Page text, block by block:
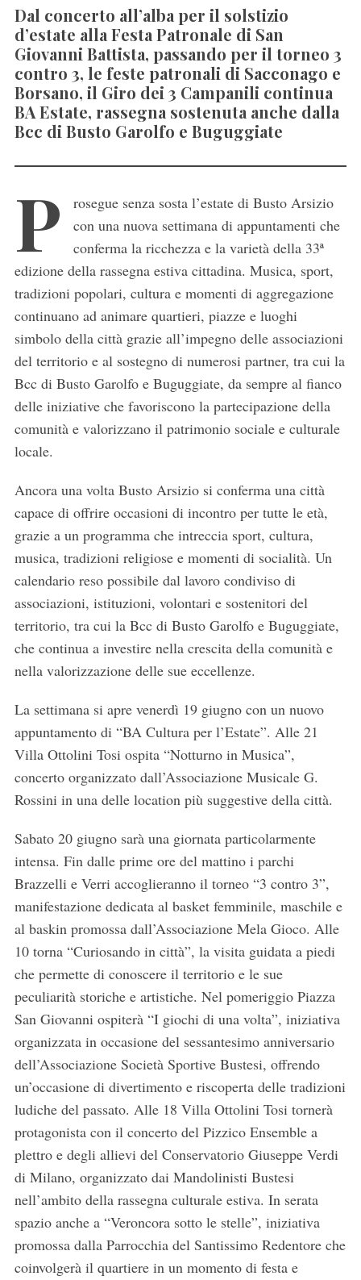
Dal concerto all’alba per il solstizio
d’estate alla Festa Patronale di San
Giovanni Battista, passando per il torneo 3
contro 3, le feste patronali di Sacconago e
Borsano, il Giro dei 3 Campanili continua
BA Estate, rassegna sostenuta anche dalla
Bcc di Busto Garolfo e Buguggiate
P
rosegue senza sosta l’estate di Busto Arsizio
con una nuova settimana di appuntamenti che
conferma la ricchezza e la varietà della 33ª
edizione della rassegna estiva cittadina. Musica, sport,
tradizioni popolari, cultura e momenti di aggregazione
continuano ad animare quartieri, piazze e luoghi
simbolo della città grazie all’impegno delle associazioni
del territorio e al sostegno di numerosi partner, tra cui la
Bcc di Busto Garolfo e Buguggiate, da sempre al fianco
delle iniziative che favoriscono la partecipazione della
comunità e valorizzano il patrimonio sociale e culturale
locale.
Ancora una volta Busto Arsizio si conferma una città
capace di offrire occasioni di incontro per tutte le età,
grazie a un programma che intreccia sport, cultura,
musica, tradizioni religiose e momenti di socialità. Un
calendario reso possibile dal lavoro condiviso di
associazioni, istituzioni, volontari e sostenitori del
territorio, tra cui la Bcc di Busto Garolfo e Buguggiate,
che continua a investire nella crescita della comunità e
nella valorizzazione delle sue eccellenze.
La settimana si apre venerdì 19 giugno con un nuovo
appuntamento di “BA Cultura per l’Estate”. Alle 21
Villa Ottolini Tosi ospita “Notturno in Musica”,
concerto organizzato dall’Associazione Musicale G.
Rossini in una delle location più suggestive della città.
Sabato 20 giugno sarà una giornata particolarmente
intensa. Fin dalle prime ore del mattino i parchi
Brazzelli e Verri accoglieranno il torneo “3 contro 3”,
manifestazione dedicata al basket femminile, maschile e
al baskin promossa dall’Associazione Mela Gioco. Alle
10 torna “Curiosando in città”, la visita guidata a piedi
che permette di conoscere il territorio e le sue
peculiarità storiche e artistiche. Nel pomeriggio Piazza
San Giovanni ospiterà “I giochi di una volta”, iniziativa
organizzata in occasione del sessantesimo anniversario
dell’Associazione Società Sportive Bustesi, offrendo
un’occasione di divertimento e riscoperta delle tradizioni
ludiche del passato. Alle 18 Villa Ottolini Tosi tornerà
protagonista con il concerto del Pizzico Ensemble a
plettro e degli allievi del Conservatorio Giuseppe Verdi
di Milano, organizzato dai Mandolinisti Bustesi
nell’ambito della rassegna culturale estiva. In serata
spazio anche a “Veroncora sotto le stelle”, iniziativa
promossa dalla Parrocchia del Santissimo Redentore che
coinvolgerà il quartiere in un momento di festa e